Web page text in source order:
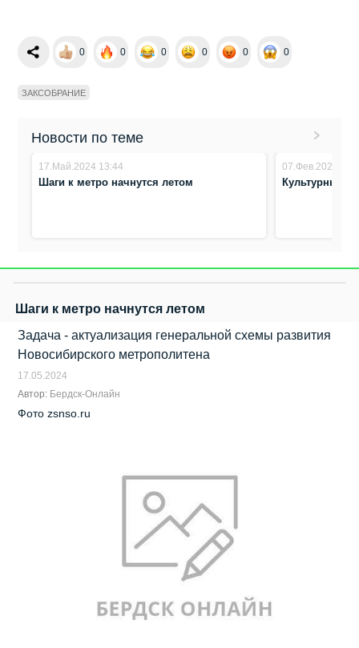
0 0 0 0 0 0
ЗАКСОБРАНИЕ
Новости по теме
17.Май.2024 13:44
Шаги к метро начнутся летом
07.Фев.2024
Культурный
Шаги к метро начнутся летом
Задача - актуализация генеральной схемы развития
Новосибирского метрополитена
17.05.2024
Автор: Бердск-Онлайн
Фото zsnso.ru